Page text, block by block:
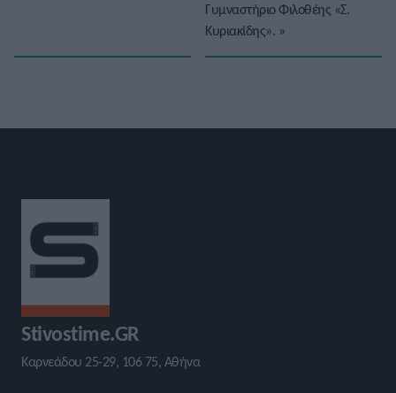
Γυμναστήριο Φιλοθέης «Σ.
Κυριακίδης». »
Stivostime.GR
Καρνεάδου 25-29, 106 75, Αθήνα